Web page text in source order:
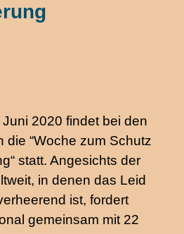
2020 findet bei den
die “Woche zum Schutz
statt. Angesichts der
in denen das Leid
ist, fordert
gemeinsam mit 22